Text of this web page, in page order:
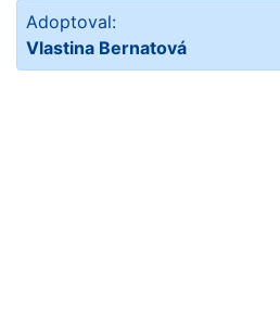
Adoptoval:
Vlastina Bernatová